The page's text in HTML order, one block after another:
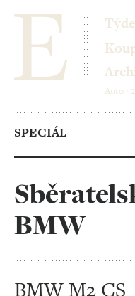
Auto ‧
SPECIÁL
BMW
BMW M2 CS